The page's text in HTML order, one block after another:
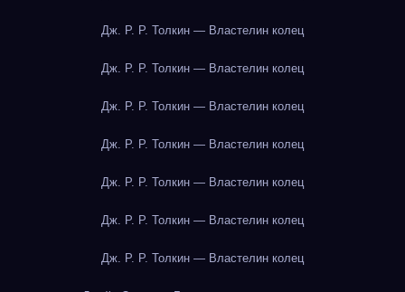
Дж. Р. Р. Толкин — Властелин колец
Дж. Р. Р. Толкин — Властелин колец
Дж. Р. Р. Толкин — Властелин колец
Дж. Р. Р. Толкин — Властелин колец
Дж. Р. Р. Толкин — Властелин колец
Дж. Р. Р. Толкин — Властелин колец
Дж. Р. Р. Толкин — Властелин колец